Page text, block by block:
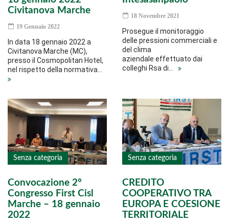
Civitanova Marche
19 Gennaio 2022
In data 18 gennaio 2022 a
Civitanova Marche (MC),
presso il Cosmopolitan Hotel,
nel rispetto della normativa…
18 Novembre 2021
Prosegue il monitoraggio
delle pressioni commerciali e
del clima
aziendale effettuato dai
colleghi Rsa di…
Senza categoria
Convocazione 2°
Congresso First Cisl
Marche – 18 gennaio
2022
Senza categoria
CREDITO
COOPERATIVO TRA
EUROPA E COESIONE
TERRITORIALE